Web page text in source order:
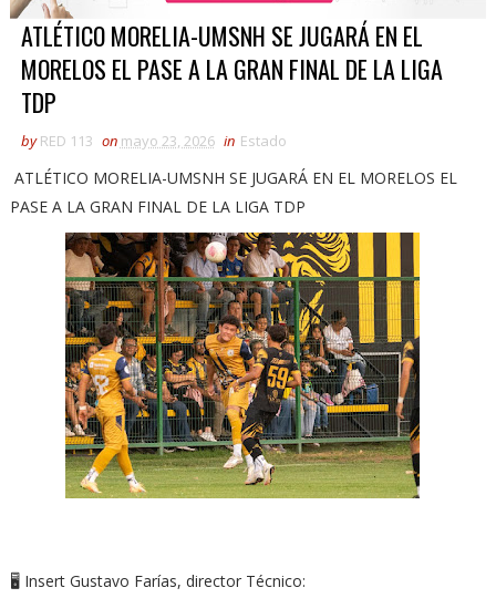
ATLÉTICO MORELIA-UMSNH SE JUGARÁ EN EL
MORELOS EL PASE A LA GRAN FINAL DE LA LIGA
TDP
by RED 113 on mayo 23, 2026 in Estado
ATLÉTICO MORELIA-UMSNH SE JUGARÁ EN EL MORELOS EL
PASE A LA GRAN FINAL DE LA LIGA TDP
🖥️ Insert Gustavo Farías, director Técnico: